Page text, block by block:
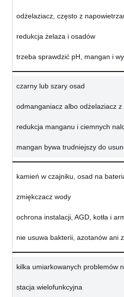
odżelaziacz, często z
redukcja żelaza i osadów
trzeba sprawdzić pH, mangan i
czarny lub szary osad
odmanganiacz albo odżelaziacz z
redukcja manganu i ciemnych
mangan bywa trudniejszy do
kamień w czajniku, osad na
zmiękczacz wody
ochrona instalacji, AGD, kotła i
nie usuwa bakterii, azotanów ani
kilka umiarkowanych problemów
stacja wielofunkcyjna